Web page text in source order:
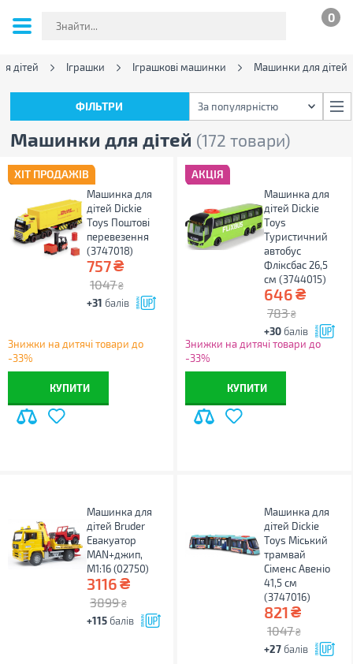
0
дітей Іграшки Іграшкові машинки Машинки для дітей
Машинки для дітей (172 товари)
ФІЛЬТРИ За популярністю
ХІТ ПРОДАЖІВ
Машинка для
дітей Dickie
Toys Поштові
перевезення
(3747018)
757₴
1047 ₴
+31 балів
Знижки на дитячі товари до
-33%
КУПИТИ
АКЦІЯ
Машинка для
дітей Dickie
Toys
Туристичний
автобус
Фліксбас 26,5
см (3744015)
646₴
783 ₴
+30 балів
Знижки на дитячі товари до
-33%
КУПИТИ
Машинка для
дітей Bruder
Евакуатор
MAN+джип,
М1:16 (02750)
3116₴
3899 ₴
+115 балів
Машинка для
дітей Dickie
Toys Міський
трамвай
Сіменс Авеніо
41,5 см
(3747016)
821₴
1047 ₴
+27 балів
ФІЛЬТРИ За популярністю